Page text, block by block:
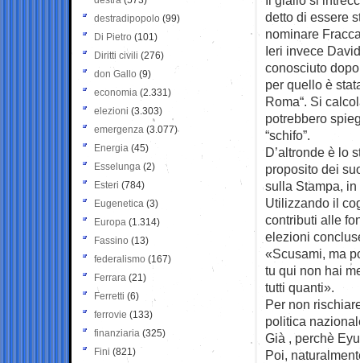
detto di essere
nominare
Ieri invece
conosciuto
per quello è
Roma“. Si
potrebbero
“schifo”.
D’altronde è lo
proposito dei
sulla Stampa, in
Utilizzando il
contributi alle
elezioni
«Scusami, ma
tu qui non hai
tutti quanti».
Per non
politica
Già , perchè
Poi,
destradipopolo (99)
Di Pietro (101)
Diritti civili (276)
don Gallo (9)
economia (2.331)
elezioni (3.303)
emergenza (3.077)
Energia (45)
Esselunga (2)
Esteri (784)
Eugenetica (3)
Europa (1.314)
Fassino (13)
federalismo (167)
Ferrara (21)
Ferretti (6)
ferrovie (133)
finanziaria (325)
Fini (821)